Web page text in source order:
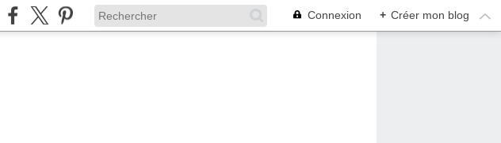
Connexion + Créer mon blog